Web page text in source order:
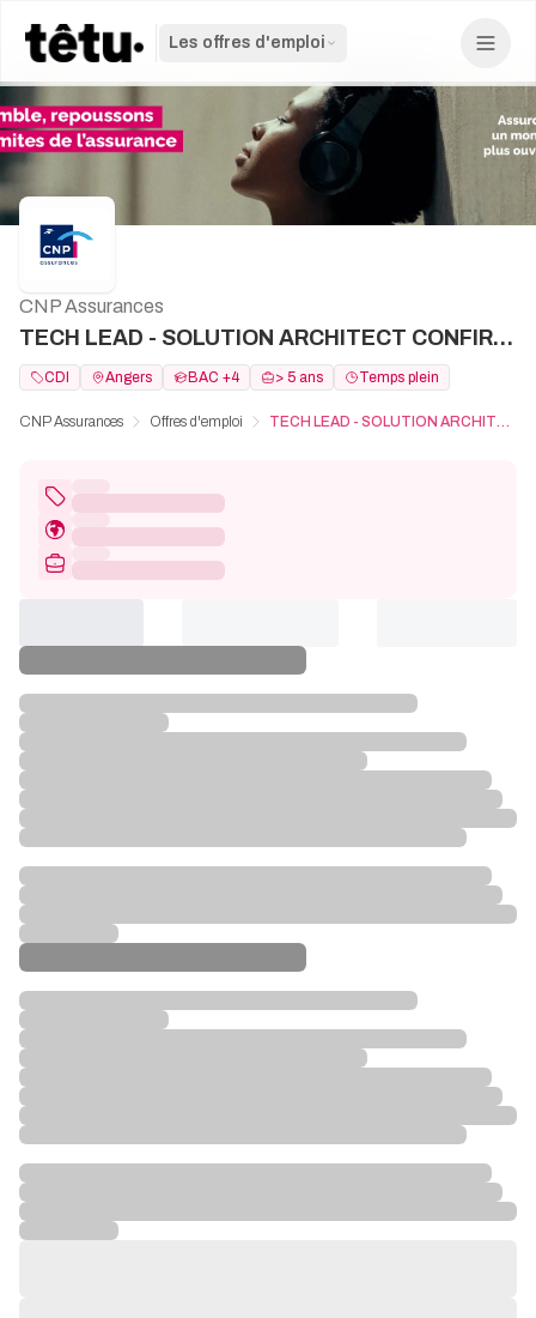
Les offres d'emploi
TECH LEAD - SOLUTION ARCHITECT CONFIRME ANAPLAN H/F
CNP Assurances
CDI Angers BAC +4 > 5 ans Temps plein
CNP Assurances Offres d'emploi TECH LEAD - SOLUTION ARCHITECT CONFIRME ANAPLAN H/F